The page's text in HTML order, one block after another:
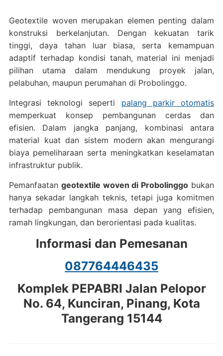
Geotextile woven merupakan elemen penting dalam
konstruksi berkelanjutan. Dengan kekuatan tarik
tinggi, daya tahan luar biasa, serta kemampuan
adaptif terhadap kondisi tanah, material ini menjadi
pilihan utama dalam mendukung proyek jalan,
pelabuhan, maupun perumahan di Probolinggo.
Integrasi teknologi seperti palang parkir otomatis
memperkuat konsep pembangunan cerdas dan
efisien. Dalam jangka panjang, kombinasi antara
material kuat dan sistem modern akan mengurangi
biaya pemeliharaan serta meningkatkan keselamatan
infrastruktur publik.
Pemanfaatan geotextile woven di Probolinggo bukan
hanya sekadar langkah teknis, tetapi juga komitmen
terhadap pembangunan masa depan yang efisien,
ramah lingkungan, dan berorientasi pada kualitas.
Informasi dan Pemesanan
087764446435
Komplek PEPABRI Jalan Pelopor
No. 64, Kunciran, Pinang, Kota
Tangerang 15144